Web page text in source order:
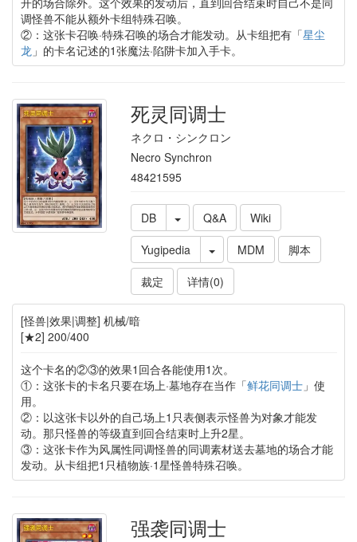
调怪兽不能从额外卡组特殊召唤。
②：这张卡召唤·特殊召唤的场合才能发动。从卡组把有「星尘
龙 」的卡名记述的1张魔法·陷阱卡加入手卡。
死灵同调士
ネクロ・シンクロン
Necro Synchron
48421595
DB Q&A
Wiki
Yugipedia
MDM
脚本
裁定
详情(0)
[怪兽|效果|调整] 机械/暗
[★2] 200/400
这个卡名的②③的效果1回合各能使用1次。
①：这张卡的卡名只要在场上·墓地存在当作「鲜花同调士」使
用。
②：以这张卡以外的自己场上1只表侧表示怪兽为对象才能发
动。那只怪兽的等级直到回合结束时上升2星。
③：这张卡作为风属性同调怪兽的同调素材送去墓地的场合才能
发动。从卡组把1只植物族·1星怪兽特殊召唤。
强袭同调士